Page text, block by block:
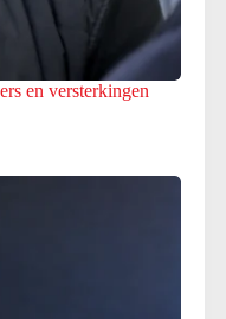
en versterkingen